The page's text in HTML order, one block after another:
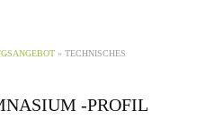
»TECHNISCHES
-PROFIL